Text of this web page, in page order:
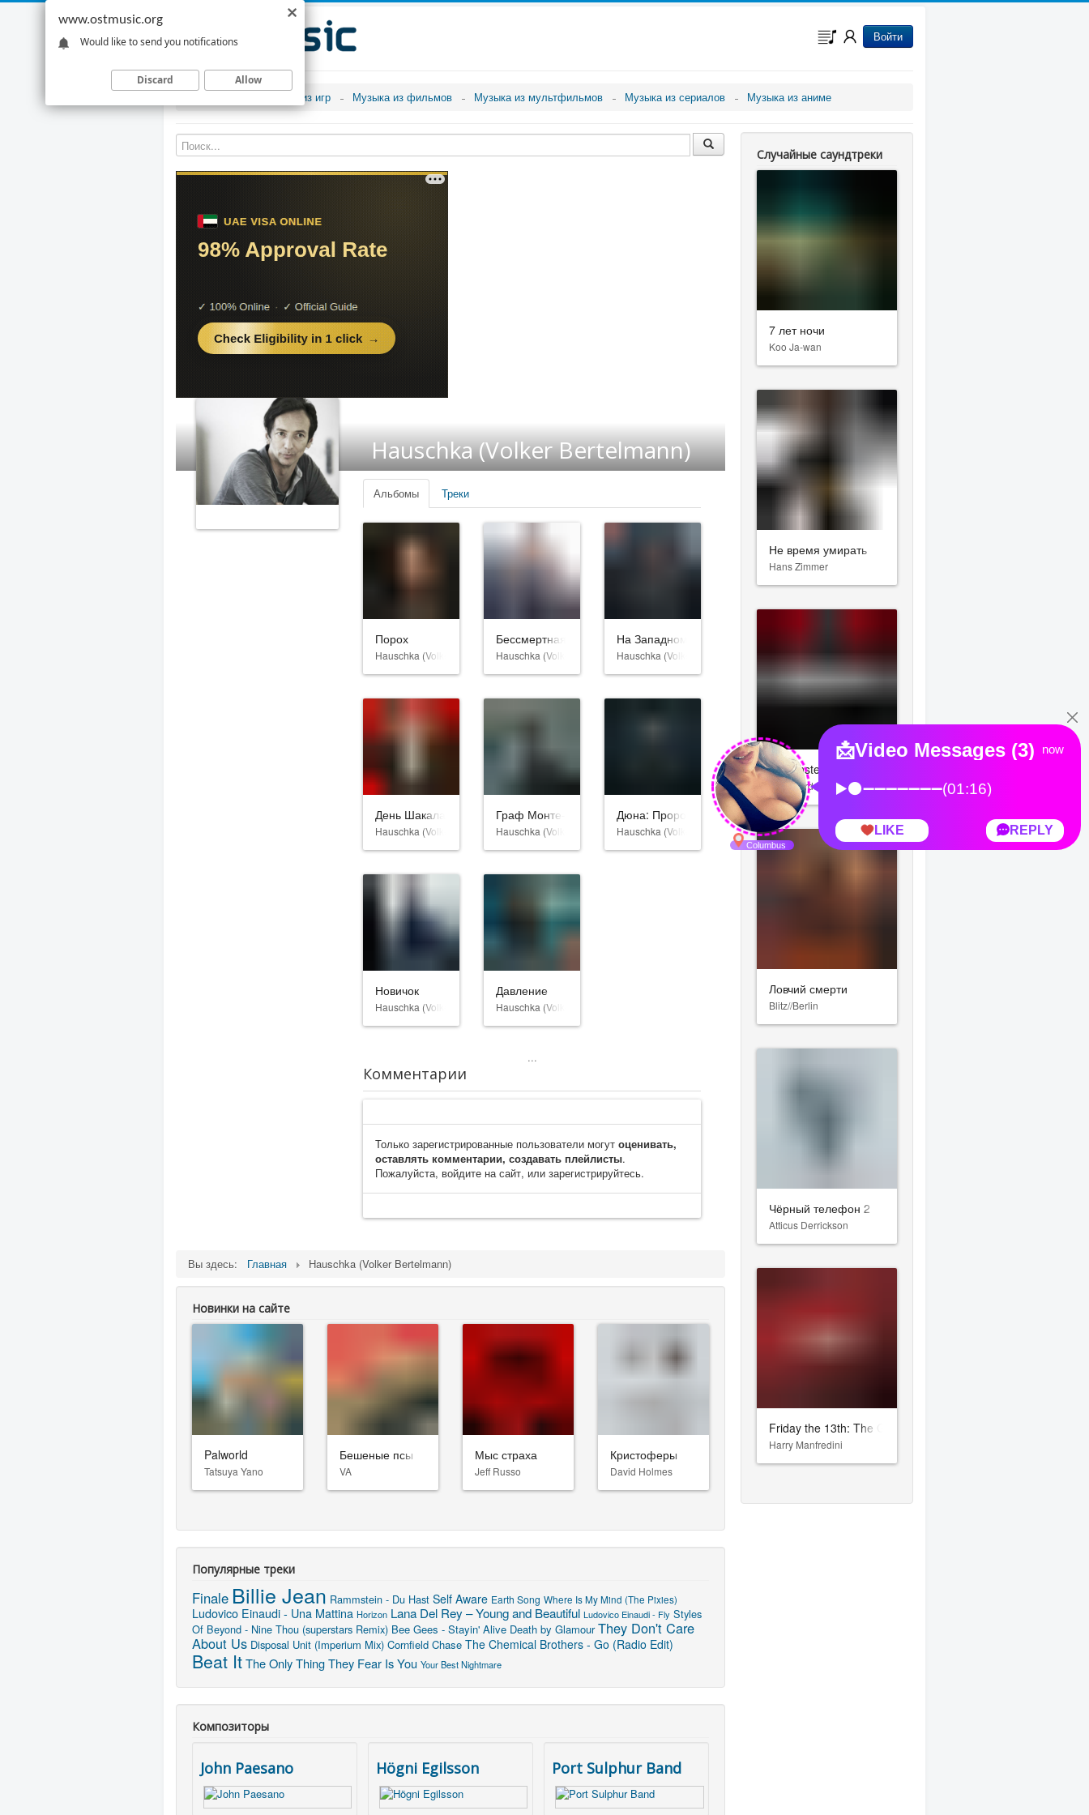
Войти
Музыка из игр Музыка из фильмов Музыка из мультфильмов Музыка из сериалов Музыка из аниме
Hauschka (Volker Bertelmann)
Альбомы Треки
Порох
Hauschka (Volker Bertelmann)
Бессмертная гвардия
Hauschka (Volker Bertelmann)
На Западном фронте без перемен
Hauschka (Volker Bertelmann)
День Шакала
Hauschka (Volker Bertelmann)
Граф Монте-Кристо
Hauschka (Volker Bertelmann)
Дюна: Пророчество
Hauschka (Volker Bertelmann)
Новичок
Hauschka (Volker Bertelmann)
Давление
Hauschka (Volker Bertelmann)
...
Комментарии
Только зарегистрированные пользователи могутоценивать,
оставлять комментарии, создавать плейлисты.
Пожалуйста, войдите на сайт, или зарегистрируйтесь.
Вы здесь: Главная Hauschka (Volker Bertelmann)
Новинки на сайте
Palworld
Tatsuya Yano
Бешеные псы
VA
Мыс страха
Jeff Russo
Кристоферы
David Holmes
Популярные треки
Finale Billie Jean Rammstein - Du Hast Self Aware Earth Song Where Is My Mind (The Pixies)
Ludovico Einaudi - Una Mattina Horizon Lana Del Rey – Young and Beautiful Ludovico Einaudi - Fly Styles
Of Beyond - Nine Thou (superstars Remix) Bee Gees - Stayin' Alive Death by Glamour They Don't Care
About Us Disposal Unit (Imperium Mix) Cornfield Chase The Chemical Brothers - Go (Radio Edit)
Beat ItThe Only Thing They Fear Is You Your Best Nightmare
Композиторы
John Paesano Högni Egilsson Port Sulphur Band
Случайные саундтреки
7 лет ночи
Koo Ja-wan
Не время умирать
Hans Zimmer
Wolfenstein: The New Order
Mick Gordon
Ловчий смерти
Blitz//Berlin
Чёрный телефон 2
Atticus Derrickson
Friday the 13th: The Game
Harry Manfredini
www.ostmusic.org
Would like to send you notifications
Discard Allow